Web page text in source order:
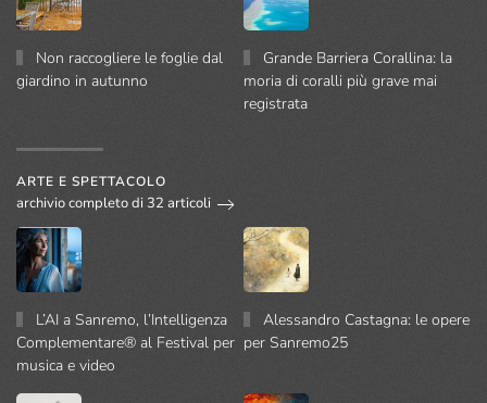
Non raccogliere le foglie dal
giardino in autunno
Grande Barriera Corallina: la
moria di coralli più grave mai
registrata
ARTE E SPETTACOLO
archivio completo di 32 articoli
L’AI a Sanremo, l’Intelligenza
Complementare® al Festival per
musica e video
Alessandro Castagna: le opere
per Sanremo25